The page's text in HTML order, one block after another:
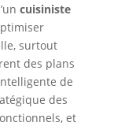
cuisiniste
surtout
des plans
de
des
et